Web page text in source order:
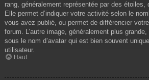
rang, généralement représentée par des étoiles,
Elle permet d’indiquer votre activité selon le
vous avez publié, ou permet de différencier
forum. L’autre image, généralement plus
sous le nom d’avatar qui est bien souvent
utilisateur.
Haut